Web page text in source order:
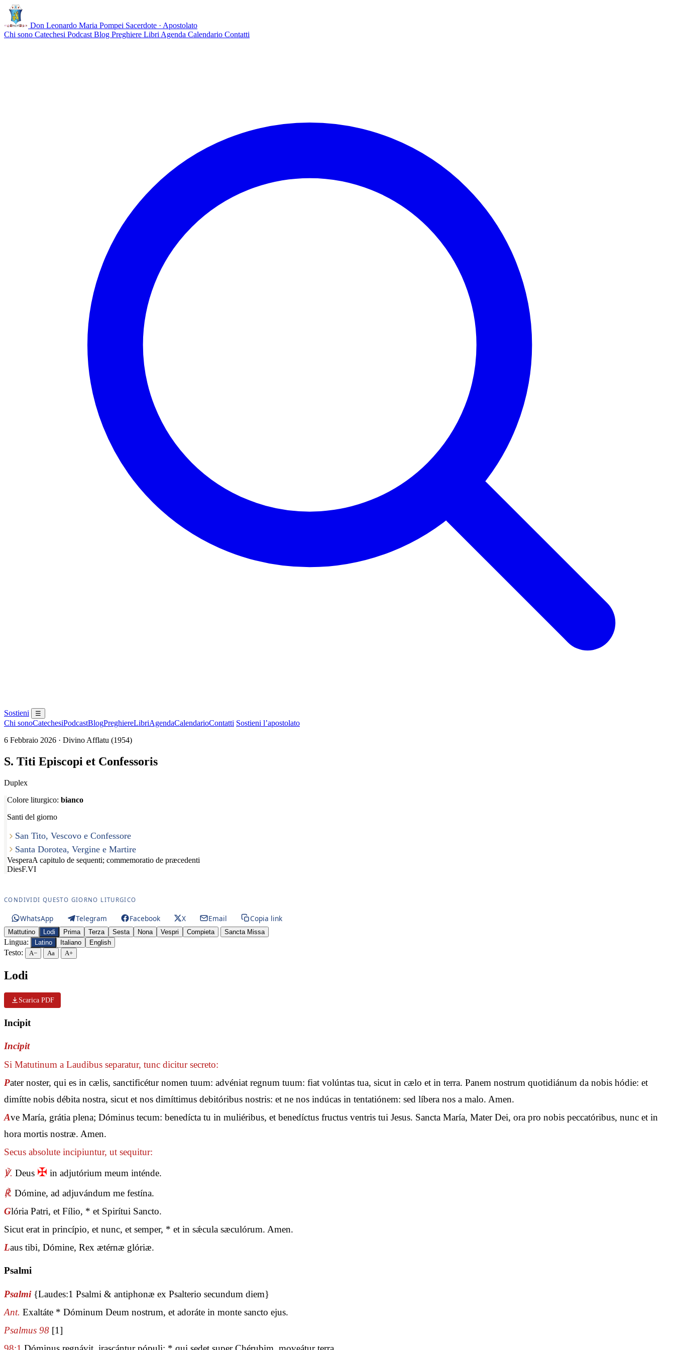
Don Leonardo Maria Pompei Sacerdote · Apostolato
Chi sono Catechesi Podcast Blog Preghiere Libri Agenda Calendario Contatti
Sostieni ☰
Chi sonoCatechesiPodcastBlogPreghiereLibriAgendaCalendarioContatti Sostieni l’apostolato
6 Febbraio 2026 · Divino Afflatu (1954)
S. Titi Episcopi et Confessoris
Duplex
Colore liturgico: bianco
Santi del giorno
San Tito, Vescovo e Confessore
Santa Dorotea, Vergine e Martire
VesperaA capitulo de sequenti; commemoratio de præcedenti
DiesF.VI
CONDIVIDI QUESTO GIORNO LITURGICO
WhatsApp Telegram Facebook X Email Copia link
Mattutino Lodi Prima Terza Sesta Nona Vespri Compieta Sancta Missa
Lingua: Latino Italiano English
Testo: A− Aa A+
Lodi
Scarica PDF
Incipit
Incipit
Si Matutinum a Laudibus separatur, tunc dicitur secreto:
Pater noster, qui es in cælis, sanctificétur nomen tuum: advéniat regnum tuum: fiat volúntas tua, sicut in cælo et in terra. Panem nostrum quotidiánum da nobis hódie: et
dimítte nobis débita nostra, sicut et nos dimíttimus debitóribus nostris: et ne nos indúcas in tentatiónem: sed líbera nos a malo. Amen.
Ave María, grátia plena; Dóminus tecum: benedícta tu in muliéribus, et benedíctus fructus ventris tui Jesus. Sancta María, Mater Dei, ora pro nobis peccatóribus, nunc et in
hora mortis nostræ. Amen.
Secus absolute incipiuntur, ut sequitur:
℣. Deus ✠ in adjutórium meum inténde.
℟. Dómine, ad adjuvándum me festína.
Glória Patri, et Fílio, * et Spirítui Sancto.
Sicut erat in princípio, et nunc, et semper, * et in sǽcula sæculórum. Amen.
Laus tibi, Dómine, Rex ætérnæ glóriæ.
Psalmi
Psalmi {Laudes:1 Psalmi & antiphonæ ex Psalterio secundum diem}
Ant. Exaltáte * Dóminum Deum nostrum, et adoráte in monte sancto ejus.
Psalmus 98 [1]